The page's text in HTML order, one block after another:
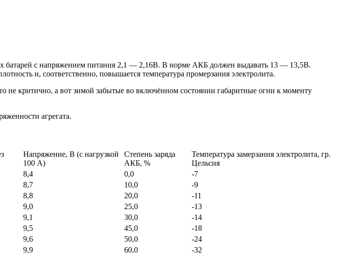
батарей с напряжением питания 2,1 — 2,16В. В норме АКБ должен выдавать 13 — 13,5В.
и, соответственно, повышается температура промерзания электролита.
не критично, а вот зимой забытые во включённом состоянии габаритные огни к моменту
агрегата.
Напряжение, В (с нагрузкой
100 А)
Степень заряда
АКБ, %
Температура замерзания электролита, гр.
Цельсия
8,4 0,0
-7
8,7 10,0
-9
8,8 20,0
-11
9,0 25,0
-13
9,1 30,0
-14
9,5 45,0
-18
9,6 50,0
-24
9,9 60,0
-32